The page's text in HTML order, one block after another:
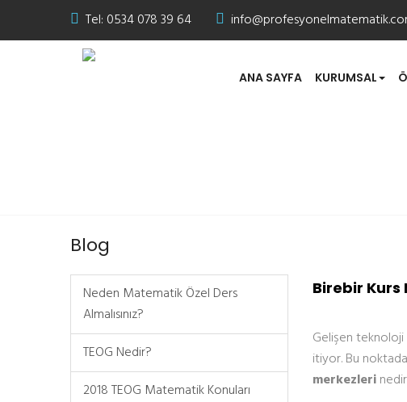
Tel: 0534 078 39 64
ANA SAYFA KURUMSAL
Birebir Kurs
Gelişen teknoloji
itiyor. Bu
merkezleri
Blog
Neden Matematik Özel Ders
Almalısınız?
TEOG Nedir?
2018 TEOG Matematik Konuları